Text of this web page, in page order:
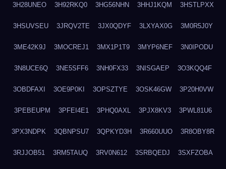
3H28UNEO 3H92RKQ0 3HG56NHN 3HHJ1KQM 3HSTLPXX
3HSUVSEU 3JRQV2TE 3JX0QDYF 3LXYAX0G 3M0R5J0Y
3ME42K9J 3MOCREJ1 3MX1P1T9 3MYP6NEF 3N0IPODU
3N8UCE6Q 3NE5SFF6 3NH0FX33 3NISGAEP 3O3KQQ4F
3OBDFAXI 3OE9P0KI 3OPSZTYE 3OSK46GW 3P20H0VW
3PEBEUPM 3PFEI4E1 3PHQ0AXL 3PJX8KV3 3PWL81U6
3PX3NDPK 3QBNPSU7 3QPKYD3H 3R660UUO 3R8OBY8R
3RJJOB51 3RM5TAUQ 3RV0N612 3SRBQEDJ 3SXFZOBA